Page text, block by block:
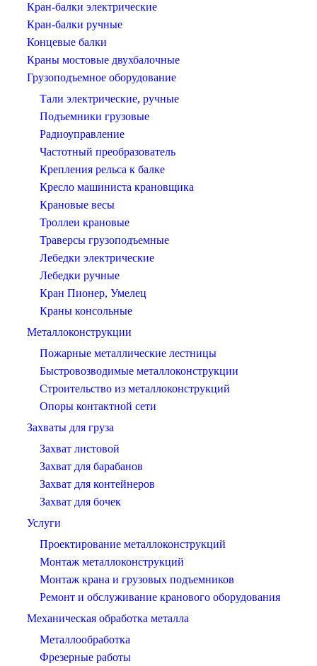
Кран-балки электрические
Кран-балки ручные
Концевые балки
Краны мостовые двухбалочные
Грузоподъемное оборудование
Тали электрические, ручные
Подъемники грузовые
Радиоуправление
Частотный преобразователь
Крепления рельса к балке
Кресло машиниста крановщика
Крановые весы
Троллеи крановые
Траверсы грузоподъемные
Лебедки электрические
Лебедки ручные
Кран Пионер, Умелец
Краны консольные
Металлоконструкции
Пожарные металлические лестницы
Быстровозводимые металлоконструкции
Строительство из металлоконструкций
Опоры контактной сети
Захваты для груза
Захват листовой
Захват для барабанов
Захват для контейнеров
Захват для бочек
Услуги
Проектирование металлоконструкций
Монтаж металлоконструкций
Монтаж крана и грузовых подъемников
Ремонт и обслуживание кранового оборудования
Механическая обработка металла
Металлообработка
Фрезерные работы